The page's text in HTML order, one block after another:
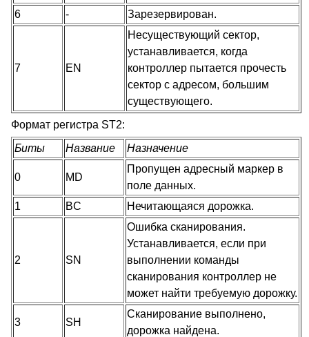
6
- Зарезервирован.
7 EN
Несуществующий сектор,
устанавливается, когда
контроллер пытается прочесть
сектор с адресом, большим
существующего.
Формат регистра ST2:
Биты
Название Назначение
0 MD
Пропущен адресный маркер в
поле данных.
1
BC Нечитающаяся дорожка.
2 SN
Ошибка сканирования.
Устанавливается, если при
выполнении команды
сканирования контроллер не
может найти требуемую дорожку.
3 SH
Сканирование выполнено,
дорожка найдена.